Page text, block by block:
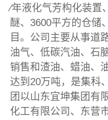
∕年液化气芳构化装置
醚、3600平方的仓储
目。公司主要从事道
油气、低碳汽油、石
销售和渣油、蜡油、
达到20万吨，是集科
团以山东宜坤集团有
化工有限公司、东营